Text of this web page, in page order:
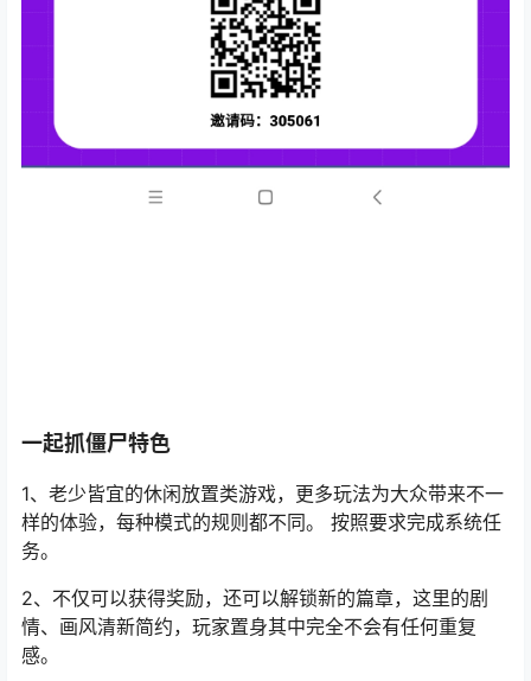
一起抓僵尸特色
1、老少皆宜的休闲放置类游戏，更多玩法为大众带来不一
样的体验，每种模式的规则都不同。 按照要求完成系统任
务。
2、不仅可以获得奖励，还可以解锁新的篇章，这里的剧
情、画风清新简约，玩家置身其中完全不会有任何重复
感。